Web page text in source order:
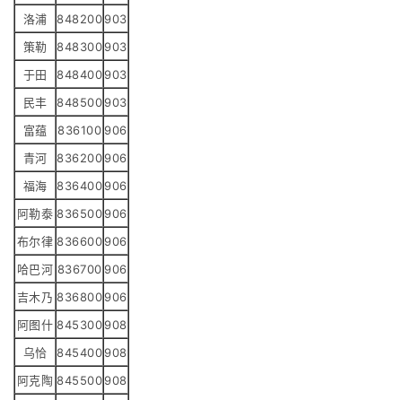
洛浦
848200903
策勒
848300903
于田
848400903
民丰
848500903
富蕴
836100 906
青河
836200906
福海
836400906
阿勒泰 836500906
布尔律 836600906
哈巴河 836700 906
吉木乃 836800906
阿图什 845300908
乌恰
845400908
阿克陶 845500908